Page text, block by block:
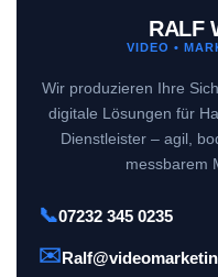
RALF
VIDEO •
Wir produzieren Ihre
digitale Lösungen für
Dienstleister – agil,
messbarem
📞07232 345 0235
✉️